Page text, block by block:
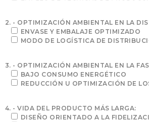
2. - OPTIMIZACIÓN AMBIENTAL EN LA
ENVASE Y EMBALAJE OPTIMIZADO
MODO DE LOGÍSTICA DE
3. - OPTIMIZACIÓN AMBIENTAL EN LA
BAJO CONSUMO ENERGÉTICO
REDUCCIÓN U OPTIMIZACIÓN DE
4. - VIDA DEL PRODUCTO MÁS LARGA:
DISEÑO ORIENTADO A LA